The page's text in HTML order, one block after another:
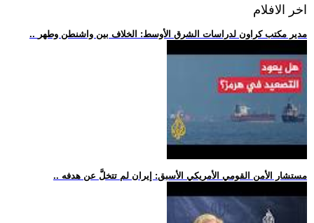
اخر الافلام
.. مدير مكتب كراون لدراسات الشرق الأوسط: الخلاف بين واشنطن وطهر
.. مستشار الأمن القومي الأمريكي الأسبق: إيران لم تتخلَّ عن هدفه